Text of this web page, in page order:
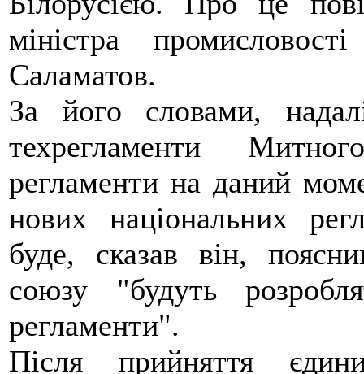
міністра
Саламатов.
За його словами,
техрегламенти
регламенти на даний
нових національних
буде, сказав він,
союзу "будуть
регламенти".
Після прийняття